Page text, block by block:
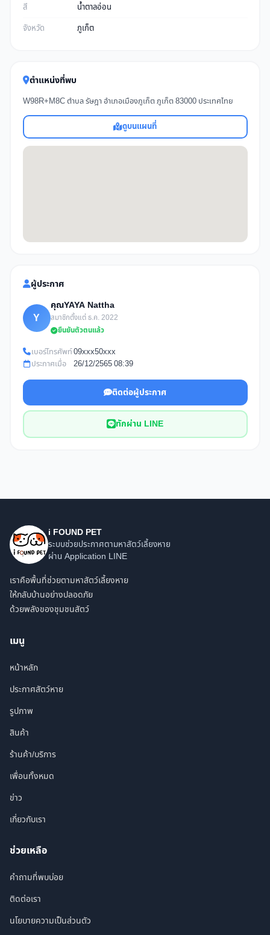
สี
น้ำตาลอ่อน
จังหวัด
ภูเก็ต
ตำแหน่งที่พบ
W98R+M8C ตำบล รัษฎา อำเภอเมืองภูเก็ต ภูเก็ต 83000 ประเทศไทย
ดูบนแผนที่
ผู้ประกาศ
Y
คุณYAYA Nattha
สมาชิกตั้งแต่ ธ.ค. 2022
ยืนยันตัวตนแล้ว
เบอร์โทรศัพท์09xxx50xxx
ประกาศเมื่อ
26/12/2565 08:39
ติดต่อผู้ประกาศ
ทักผ่าน LINE
i FOUND PET
ระบบช่วยประกาศตามหาสัตว์เลี้ยงหาย
ผ่าน Application LINE
เราคือพื้นที่ช่วยตามหาสัตว์เลี้ยงหาย
ให้กลับบ้านอย่างปลอดภัย
ด้วยพลังของชุมชนสัตว์
เมนู
หน้าหลัก
ประกาศสัตว์หาย
รูปภาพ
สินค้า
ร้านค้า/บริการ
เพื่อนทั้งหมด
ข่าว
เกี่ยวกับเรา
ช่วยเหลือ
คำถามที่พบบ่อย
ติดต่อเรา
นโยบายความเป็นส่วนตัว